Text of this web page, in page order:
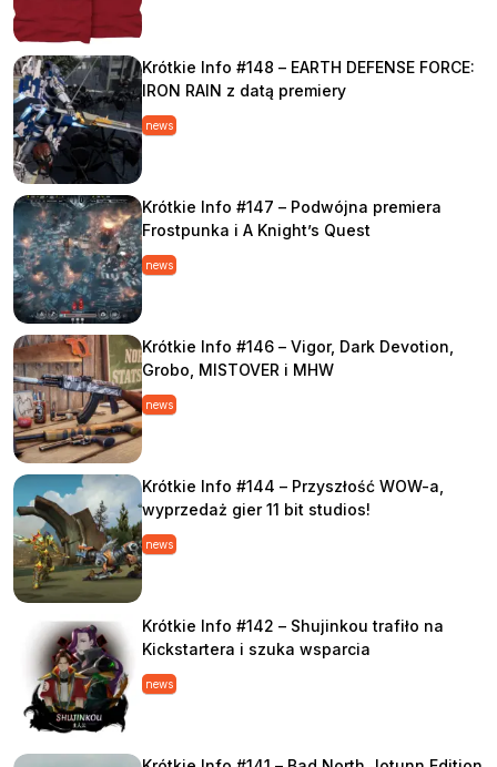
Krótkie Info #148 – EARTH DEFENSE FORCE:
IRON RAIN z datą premiery
news
Krótkie Info #147 – Podwójna premiera
Frostpunka i A Knight’s Quest
news
Krótkie Info #146 – Vigor, Dark Devotion,
Grobo, MISTOVER i MHW
news
Krótkie Info #144 – Przyszłość WOW-a,
wyprzedaż gier 11 bit studios!
news
Krótkie Info #142 – Shujinkou trafiło na
Kickstartera i szuka wsparcia
news